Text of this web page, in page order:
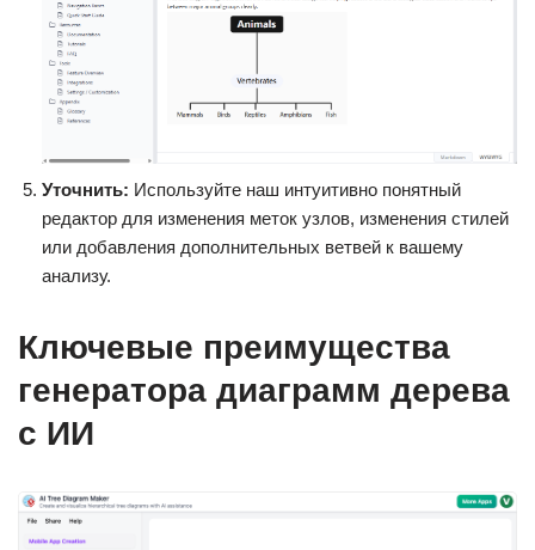
Уточнить: Используйте наш интуитивно понятный
редактор для изменения меток узлов, изменения стилей
или добавления дополнительных ветвей к вашему
анализу.
Ключевые преимущества
генератора диаграмм дерева
с ИИ